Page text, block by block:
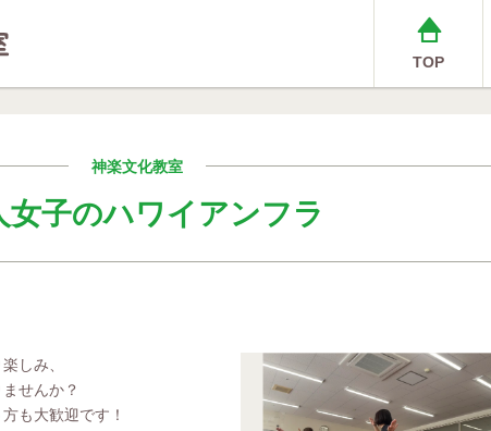
TOP
神楽文化教室
女子のハワイアンフラ
しみ、
せんか？
も大歓迎です！